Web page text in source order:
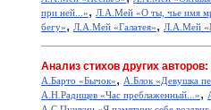
при ней...», Л.А.Мей «О ты, чье имя
бегу», Л.А.Мей «Галатея», Л.А.Мей
Анализ стихов других авторов:
А.Барто «Бычок», А.Блок «Девушка
А.Н.Радищев «Час преблаженный...»,